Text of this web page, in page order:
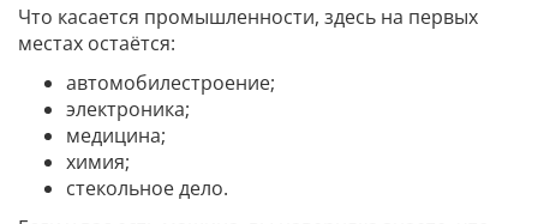
Что касается промышленности, здесь на первых
местах остаётся:
автомобилестроение;
электроника;
медицина;
химия;
стекольное дело.